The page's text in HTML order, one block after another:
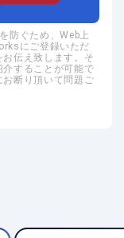
防ぐため、Web上
にご登録いただ
伝え致します。そ
することが可能で
断り頂いて問題ご